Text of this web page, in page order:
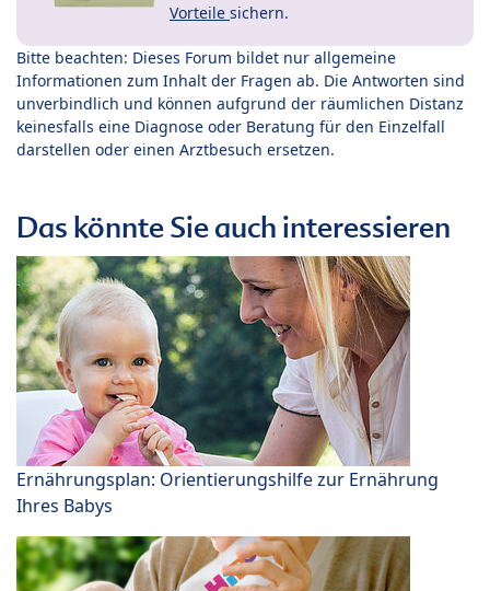
Vorteile sichern.
Bitte beachten: Dieses Forum bildet nur allgemeine
Informationen zum Inhalt der Fragen ab. Die Antworten sind
unverbindlich und können aufgrund der räumlichen Distanz
keinesfalls eine Diagnose oder Beratung für den Einzelfall
darstellen oder einen Arztbesuch ersetzen.
Das könnte Sie auch interessieren
Ernährungsplan: Orientierungshilfe zur Ernährung
Ihres Babys